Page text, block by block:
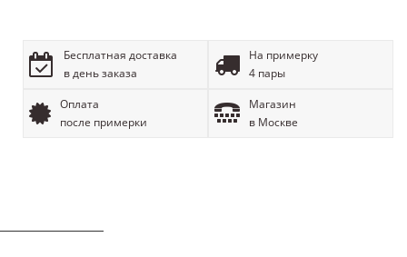
Бесплатная доставка
в день заказа
На примерку
4 пары
Оплата
после примерки
Магазин
в Москве